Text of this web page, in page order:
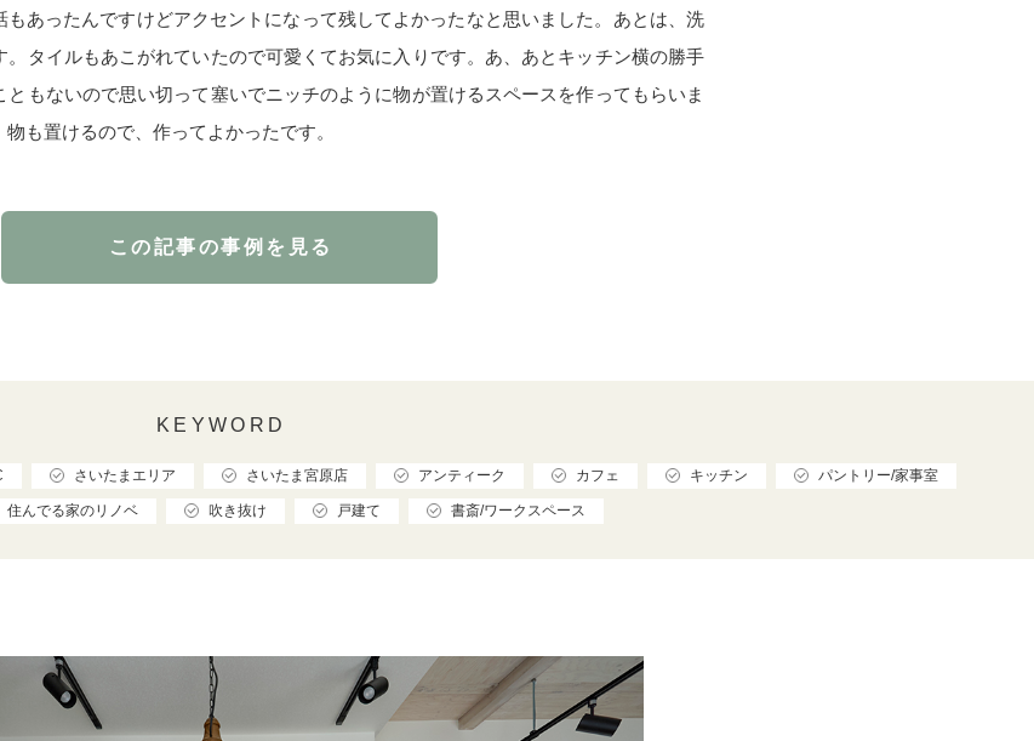
あったんですけどアクセントになって残してよかったなと思いました。あとは、洗
タイルもあこがれていたので可愛くてお気に入りです。あ、あとキッチン横の勝手
もないので思い切って塞いでニッチのように物が置けるスペースを作ってもらいま
も置けるので、作ってよかったです。
この記事の事例を見る
KEYWORD
さいたまエリア さいたま宮原店 アンティーク カフェ キッチン パントリー/家事室
住んでる家のリノベ 吹き抜け 戸建て 書斎/ワークスペース